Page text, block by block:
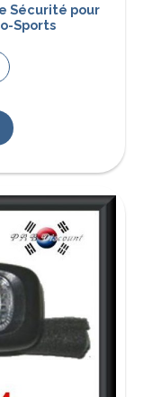
Sécurité pour
Sports